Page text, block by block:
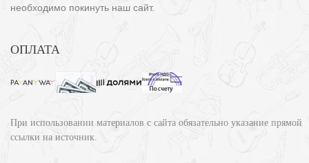
необходимо покинуть наш сайт.
ОПЛАТА
При использовании материалов с сайта обязательно указание прямой
ссылки на источник.